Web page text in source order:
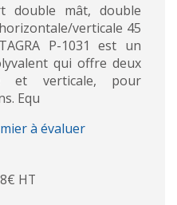
double mât, double
verticale 45
P-1031 est un
qui offre deux
et verticale, pour
Equ
à évaluer
HT